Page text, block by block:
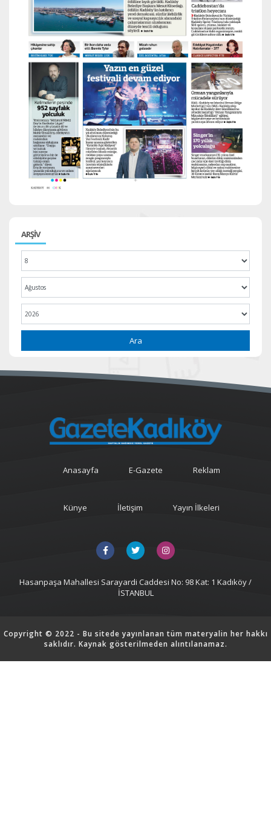
ARŞİV
Ara
Anasayfa E-Gazete Reklam
Künye İletişim Yayın İlkeleri
Hasanpaşa Mahallesi Sarayardi Caddesi No: 98 Kat: 1 Kadıköy /
İSTANBUL
Copyright © 2022 - Bu sitede yayınlanan tüm materyalin her hakkı
saklıdır. Kaynak gösterilmeden alıntılanamaz.